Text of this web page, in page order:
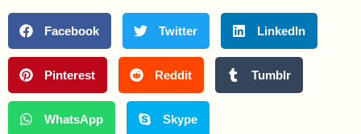
Facebook Twitter LinkedIn
Pinterest Reddit Tumblr
WhatsApp Skype